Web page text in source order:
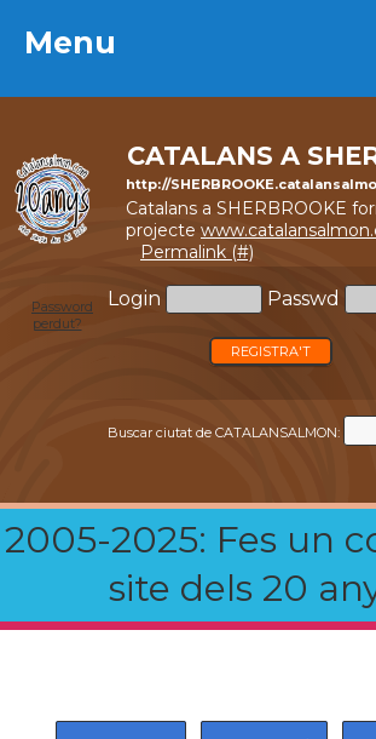
Menu
CATALANS A
http://
Catalans a SHERBROOKE
projecte
Permalink (#)
Login Passwd
Password
perdut?
REGISTRA'T
Buscar ciutat de CATALANSALMON:
2005-2025: Fes un
site dels 20
Menu